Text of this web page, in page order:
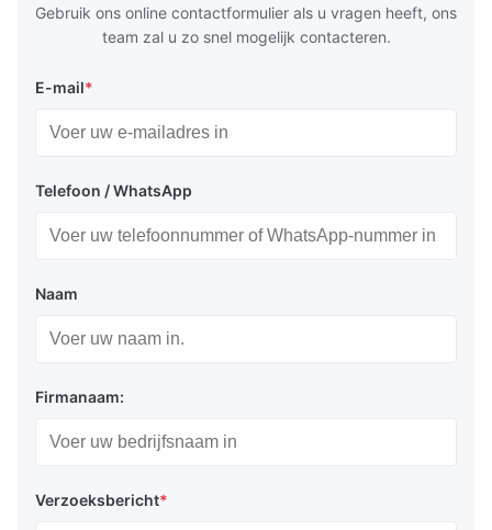
Gebruik ons online contactformulier als u vragen heeft, ons
team zal u zo snel mogelijk contacteren.
E-mail*
Telefoon / WhatsApp
Naam
Firmanaam:
Verzoeksbericht*